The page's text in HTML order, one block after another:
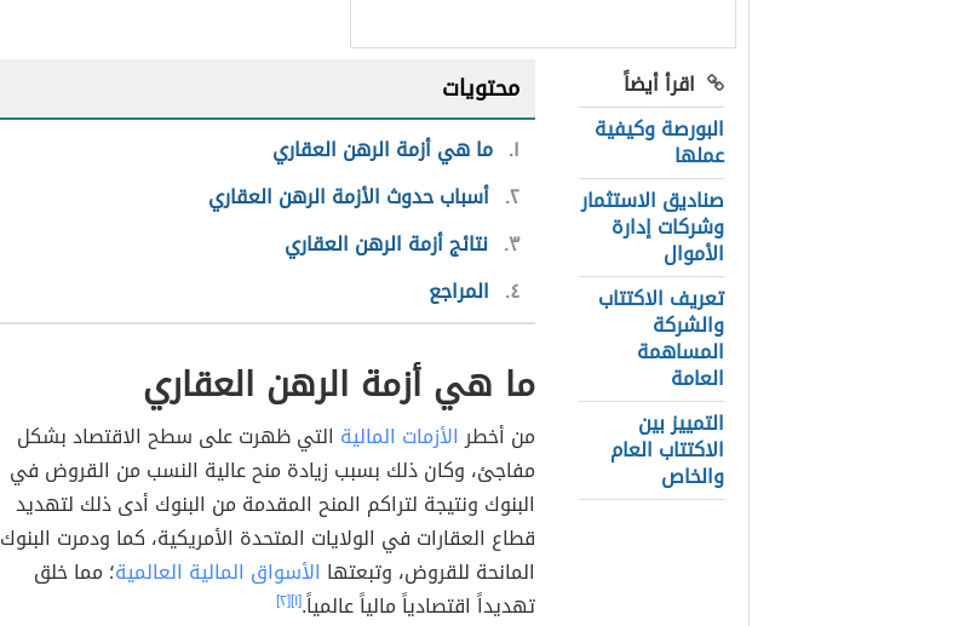
اقرأ أيضاً
البورصة وكيفية
عملها
صناديق الاستثمار
وشركات إدارة
الأموال
تعريف الاكتتاب
والشركة
المساهمة
العامة
التمييز بين
الاكتتاب العام
والخاص
محتويات
١ ما هي أزمة الرهن العقاري
٢ أسباب حدوث الأزمة الرهن العقاري
٣ نتائج أزمة الرهن العقاري
٤ المراجع
ما هي أزمة الرهن العقاري
من أخطرالأزمات المالية التي ظهرت على سطح الاقتصاد بشكل
مفاجئ، وكان ذلك بسبب زيادة منح عالية النسب من القروض في
البنوك ونتيجة لتراكم المنح المقدمة من البنوك أدى ذلك لتهديد
قطاع العقارات في الولايات المتحدة الأمريكية، كما ودمرت البنوك
المانحة للقروض، وتبعتها الأسواق المالية العالمية؛ مما خلق
تهديداً اقتصادياً مالياً عالمياً.[١] [٢]